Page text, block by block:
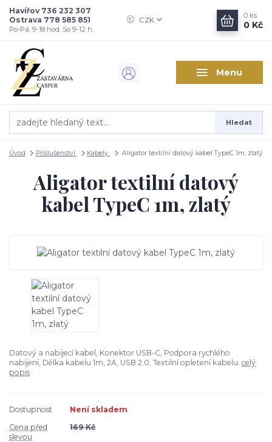
Menu
CZK
Hledat
Havířov 736 232 307
Ostrava 778 585 851
Po-Pá, 9-18 hod. So 9-12 h.
0 ks
0 Kč
Úvod Příslušenství Kabely Aligator textilní datový kabel TypeC 1m, zlatý
Aligator textilní datový
kabel TypeC 1m, zlatý
Datový a nabíjecí kabel, Konektor USB-C, Podpora rychlého
nabíjení, Délka kabelu 1m, 2A, USB 2.0, Textilní opletení kabelu. celý
popis
Dostupnost
Není skladem
Cena před
slevou
169 Kč